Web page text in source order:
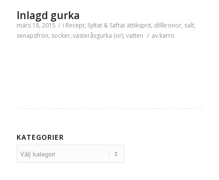
Inlagd gurka
mars 18, 2015 / i Recept, Syltat & Saftat ättiksprit, dillkronor, salt,
senapsfrön, socker, västeråsgurka (or), vatten / av karro
KATEGORIER